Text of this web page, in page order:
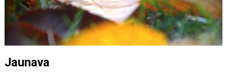
Jaunava